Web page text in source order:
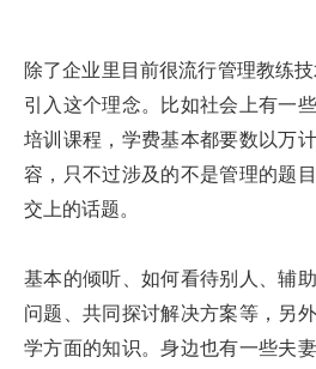
除了企业里目前很流行管理教练技
引入这个理念。比如社会上有一
培训课程，学费基本都要数以万
容，只不过涉及的不是管理的题
交上的话题。
基本的倾听、如何看待别人、辅
问题、共同探讨解决方案等，另
学方面的知识。身边也有一些夫